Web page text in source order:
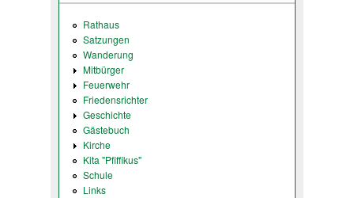
Rathaus
Satzungen
Wanderung
Mitbürger
Feuerwehr
Friedensrichter
Geschichte
Gästebuch
Kirche
Kita "Pfiffikus"
Schule
Links